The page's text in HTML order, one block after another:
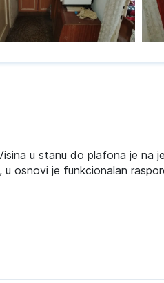
u stanu do plafona je na
osnovi je funkcionalan